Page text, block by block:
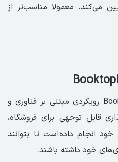
می‌کند، معمولا مناسب‌تر از
فروشگاه اینترنتی کتاب Booktopia رویکردی مبتنی بر فناوری و
قابل توجهی برای فروشگاه،
انجام داده‌است تا بتوانند
خود داشته باشند.